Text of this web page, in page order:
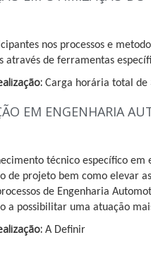
nos processos e
através de ferramentas
Carga horária total de
EM ENGENHARIA
técnico específico
de projeto bem como elevar
de Engenharia
a possibilitar uma atuação
A Definir